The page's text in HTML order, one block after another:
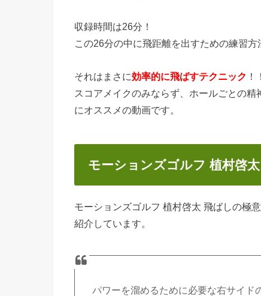
収録時間は26分！
この26分の中に飛距離を出すための練習方
それはまさに効率的に飛ばすテクニック ！！
スコアメイクのみならず、ホールごとの
にオススメの動画です。
モーションズゴルフ 植村啓
モーションズゴルフ 植村啓太 飛ばしの極
紹介しています。
パワーを溜めるために必要な右サイド